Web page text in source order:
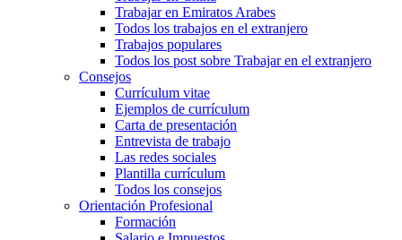
Trabajar en Emiratos Arabes
Todos los trabajos en el extranjero
Trabajos populares
Todos los post sobre Trabajar en el extranjero
Consejos
Currículum vitae
Ejemplos de currículum
Carta de presentación
Entrevista de trabajo
Las redes sociales
Plantilla currículum
Todos los consejos
Orientación Profesional
Formación